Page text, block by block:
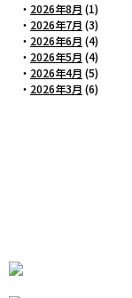
・ 2026年8月 (1)
・ 2026年7月 (3)
・ 2026年6月 (4)
・ 2026年5月 (4)
・ 2026年4月 (5)
・ 2026年3月 (6)